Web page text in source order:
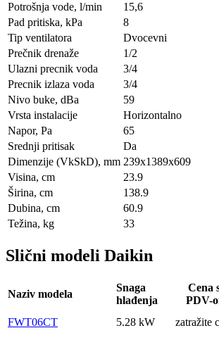
Potrošnja vode, l/min
15,6
Pad pritiska, kPa
8
Tip ventilatora
Dvocevni
Prečnik drenaže
1/2
Ulazni precnik voda
3/4
Precnik izlaza voda
3/4
Nivo buke, dBa
59
Vrsta instalacije
Horizontalno
Napor, Pa
65
Srednji pritisak
Da
Dimenzije (VkSkD), mm 239x1389x609
Visina, сm
23.9
Širina, сm
138.9
Dubina, сm
60.9
Težina, kg
33
Slični modeli Daikin
Naziv modela
Snaga
hlađenja
Cena
PDV-
FWT06CT
5.28 kW zatražite